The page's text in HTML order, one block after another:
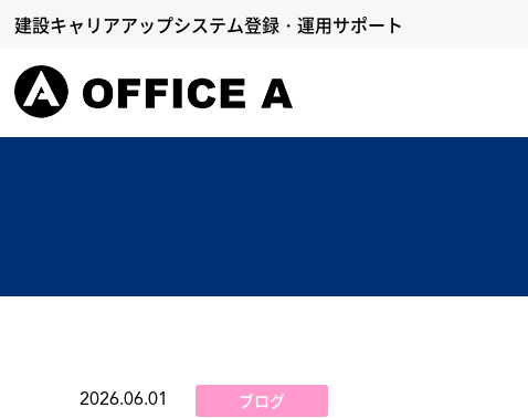
建設キャリアアップシステム登録・運用サポート
2026.06.01 ブログ